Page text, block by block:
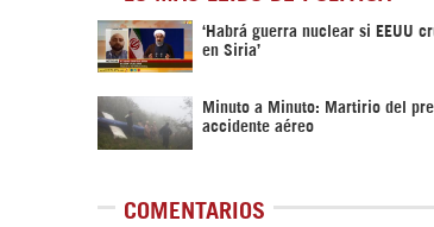
‎‘Habrá guerra nuclear si EEUU
en Siria’‎
Minuto a Minuto: Martirio del
accidente aéreo
COMENTARIOS